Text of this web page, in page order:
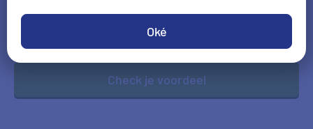
Oké
DD-MM-JJJJ
*Gegevens hoofdbestuurder
Check je voordeel